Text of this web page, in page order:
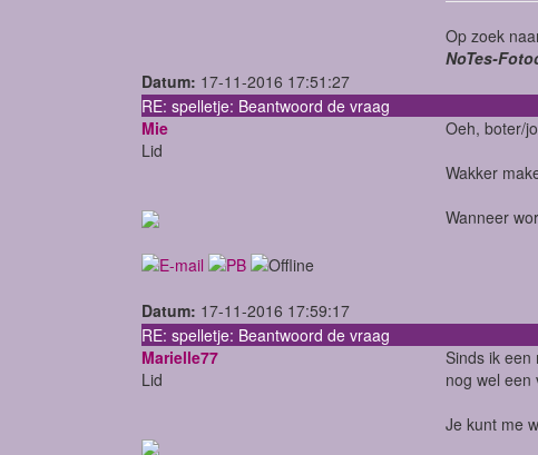
Op zoek
NoTes-
Datum: 17-11-2016 17:51:27
RE: spelletje: Beantwoord de vraag
Mie
Lid
Oeh, boter/
Wakker
Wanneer
Datum: 17-11-2016 17:59:17
RE: spelletje: Beantwoord de vraag
Marielle77
Lid
Sinds ik een
nog wel een
Je kunt me